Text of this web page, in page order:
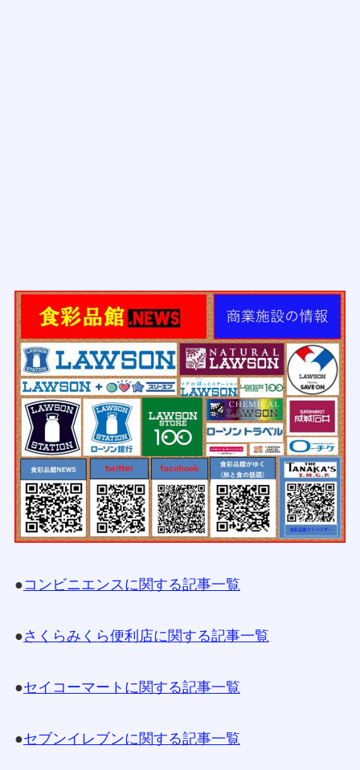
●コンビニエンスに関する記事一覧
●さくらみくら便利店に関する記事一覧
●セイコーマートに関する記事一覧
●セブンイレブンに関する記事一覧